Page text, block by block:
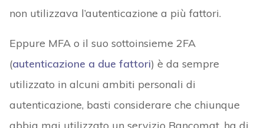
non utilizzava l’autenticazione a più fattori.
Eppure MFA o il suo sottoinsieme 2FA
(autenticazione a due fattori) è da sempre
utilizzato in alcuni ambiti personali di
autenticazione, basti considerare che chiunque